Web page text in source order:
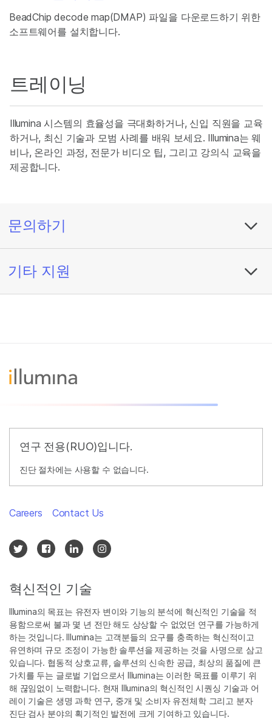
BeadChip decode map(DMAP) 파일을 다운로드하기 위한
소프트웨어를 설치합니다.
트레이닝
Illumina 시스템의 효율성을 극대화하거나, 신입 직원을 교육
하거나, 최신 기술과 모범 사례를 배워 보세요. Illumina는 웨
비나, 온라인 과정, 전문가 비디오 팁, 그리고 강의식 교육을
제공합니다.
문의하기
기타 지원
연구 전용(RUO)입니다.
진단 절차에는 사용할 수 없습니다.
혁신적인 기술
Illumina의 목표는 유전자 변이와 기능의 분석에 혁신적인 기술을 적
용함으로써 불과 몇 년 전만 해도 상상할 수 없었던 연구를 가능하게
하는 것입니다. Illumina는 고객분들의 요구를 충족하는 혁신적이고
유연하며 규모 조정이 가능한 솔루션을 제공하는 것을 사명으로 삼고
있습니다. 협동적 상호교류, 솔루션의 신속한 공급, 최상의 품질에 큰
가치를 두는 글로벌 기업으로서 Illumina는 이러한 목표를 이루기 위
해 끊임없이 노력합니다. 현재 Illumina의 혁신적인 시퀀싱 기술과 어
레이 기술은 생명 과학 연구, 중개 및 소비자 유전체학 그리고 분자
진단 검사 분야의 획기적인 발전에 크게 기여하고 있습니다.
Careers Contact Us